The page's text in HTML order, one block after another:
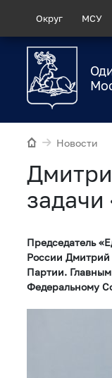
Округ МСУ
Новости
Председатель
России Дмитрий
Партии.
Федеральному